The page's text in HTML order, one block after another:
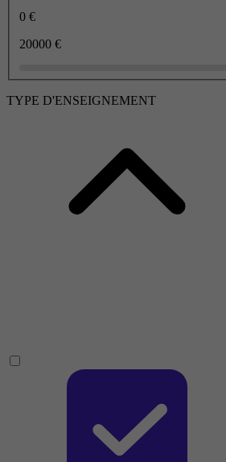
0 €
20000 €
TYPE D'ENSEIGNEMENT